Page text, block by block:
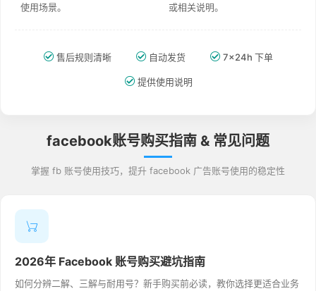
使用场景。
或相关说明。
售后规则清晰 自动发货 7×24h 下单
提供使用说明
facebook账号购买指南 & 常见问题
掌握 fb 账号使用技巧，提升 facebook 广告账号使用的稳定性
2026年 Facebook 账号购买避坑指南
如何分辨二解、三解与耐用号？新手购买前必读，教你选择更适合业务